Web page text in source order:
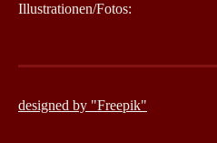
Illustrationen/Fotos:
designed by "Freepik"